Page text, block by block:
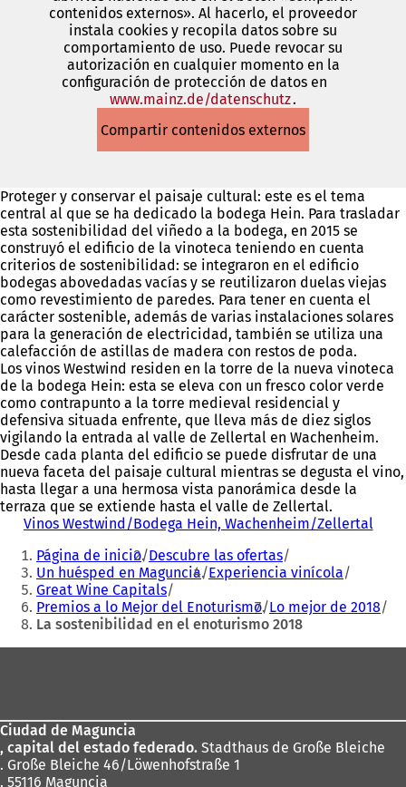
contenidos externos». Al hacerlo, el proveedor
instala cookies y recopila datos sobre su
comportamiento de uso. Puede revocar su
autorización en cualquier momento en la
configuración de protección de datos en
www.mainz.de/datenschutz(Se
en
una
pestaña)
.
Compartir contenidos externos
Proteger y conservar el paisaje cultural: este es el tema
central al que se ha dedicado la bodega Hein. Para trasladar
esta sostenibilidad del viñedo a la bodega, en 2015 se
construyó el edificio de la vinoteca teniendo en cuenta
criterios de sostenibilidad: se integraron en el edificio
bodegas abovedadas vacías y se reutilizaron duelas viejas
como revestimiento de paredes. Para tener en cuenta el
carácter sostenible, además de varias instalaciones solares
para la generación de electricidad, también se utiliza una
calefacción de astillas de madera con restos de poda.
Los vinos Westwind residen en la torre de la nueva vinoteca
de la bodega Hein: esta se eleva con un fresco color verde
como contrapunto a la torre medieval residencial y
defensiva situada enfrente, que lleva más de diez siglos
vigilando la entrada al valle de Zellertal en Wachenheim.
Desde cada planta del edificio se puede disfrutar de una
nueva faceta del paisaje cultural mientras se degusta el vino,
hasta llegar a una hermosa vista panorámica desde la
terraza que se extiende hasta el valle de Zellertal.
Vinos Westwind/Bodega Hein, Wachenheim/Zellertal(
r
e
u
Estás
aquí:
Página de inicio Descubre las ofertas
Un huésped en Maguncia Experiencia vinícola
Great Wine Capitals
Premios a lo Mejor del Enoturismo Lo mejor de 2018
La sostenibilidad en el enoturismo 2018
pies
Ciudad de Maguncia
, capital del estado federado. Stadthaus de Große Bleiche
. Große Bleiche 46/Löwenhofstraße 1
. 55116 Maguncia